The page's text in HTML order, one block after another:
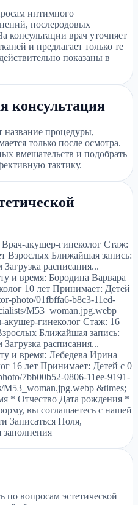
интимного
послеродовых
консультации врач уточняет
и предлагает только те
показаны в
консультация
название процедуры,
только после осмотра.
вмешательств и подобрать
тактику.
акушер-гинеколог Стаж:
Взрослых Ближайшая запись:
Загрузка расписания...
и время: Бородина Варвара
10 лет Принимает: Детей
photo/01fbffa6-b8c3-11ed-
M53_woman.jpg.webp
гинеколог Стаж: 16
Ближайшая запись:
Загрузка расписания...
и время: Лебедева Ирина
16 лет Принимает: Детей с 0
7bb00b52-0806-11ee-9191-
M53_woman.jpg.webp &times;
* Отчество Дата рождения *
вы соглашаетесь с нашей
Записаться Поля,
заполнения
вопросам эстетической